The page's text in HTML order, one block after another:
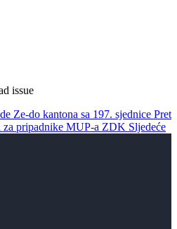
issue
Ze-do kantona sa 197. sjednice Pret
za pripadnike MUP-a ZDK Sljedeće